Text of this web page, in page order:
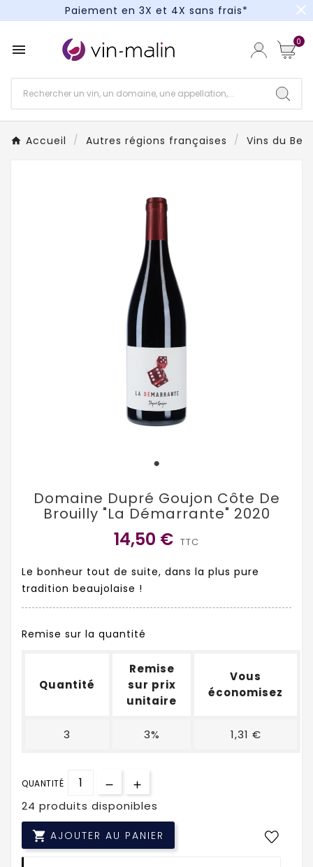
Paiement en 3X et 4X sans frais*
Paiement en 3X et 4X sans frais*
close
 0
Accueil Autres régions françaises Vins du
Domaine Dupré Goujon Côte De
Brouilly "La Démarrante" 2020
14,50 € TTC
Le bonheur tout de suite, dans la plus pure
tradition beaujolaise !
Remise sur la quantité
Quantité
Remise
sur prix
unitaire
Vous
économisez
3 3% 1,31 €
QUANTITÉ
24 produits disponibles
 AJOUTER AU PANIER